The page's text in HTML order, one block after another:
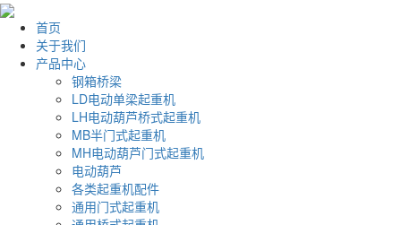
首页
关于我们
产品中心
钢箱桥梁
LD电动单梁起重机
LH电动葫芦桥式起重机
MB半门式起重机
MH电动葫芦门式起重机
电动葫芦
各类起重机配件
通用门式起重机